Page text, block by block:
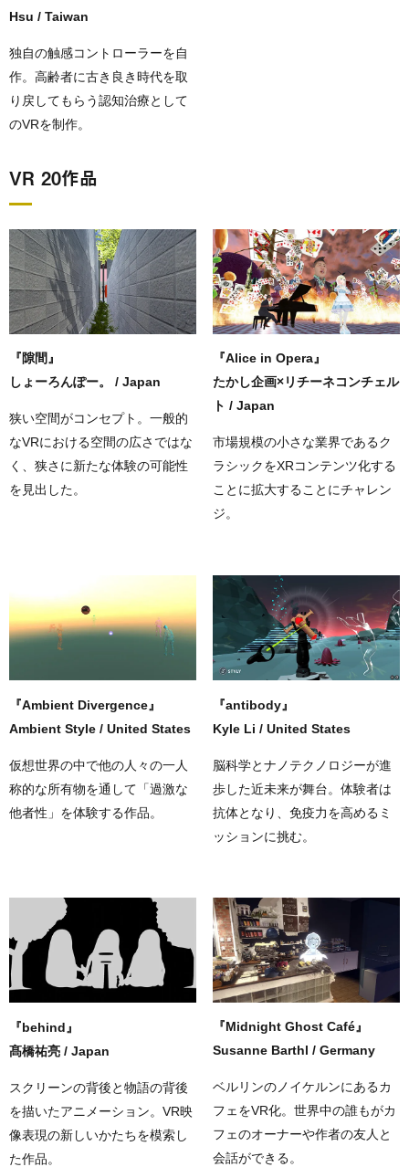
Hsu / Taiwan
独自の触感コントローラーを自
作。高齢者に古き良き時代を取
り戻してもらう認知治療として
のVRを制作。
VR 20作品
『隙間』
しょーろんぽー。 / Japan
狭い空間がコンセプト。一般的
なVRにおける空間の広さではな
く、狭さに新たな体験の可能性
を見出した。
『Alice in Opera』
たかし企画×リチーネコンチェル
ト / Japan
市場規模の小さな業界であるク
ラシックをXRコンテンツ化する
ことに拡大することにチャレン
ジ。
『Ambient Divergence』
Ambient Style / United States
仮想世界の中で他の人々の一人
称的な所有物を通して「過激な
他者性」を体験する作品。
『​​antibody』
Kyle Li / United States
脳科学とナノテクノロジーが進
歩した近未来が舞台。体験者は
抗体となり、免疫力を高めるミ
ッションに挑む。
『behind』
髙橋祐亮 / Japan
スクリーンの背後と物語の背後
を描いたアニメーション。VR映
像表現の新しいかたちを模索し
た作品。
『Midnight Ghost Café』
Susanne Barthl / Germany
ベルリンのノイケルンにあるカ
フェをVR化。世界中の誰もがカ
フェのオーナーや作者の友人と
会話ができる。